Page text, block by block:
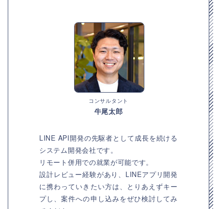
コンサルタント
牛尾太郎
LINE API開発の先駆者として成長を続ける
システム開発会社です。
リモート併用での就業が可能です。
設計レビュー経験があり、LINEアプリ開発
に携わっていきたい方は、とりあえずキー
プし、案件への申し込みをぜひ検討してみ